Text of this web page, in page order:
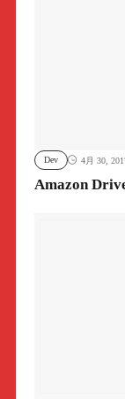
Dev 4月 30,
Amazon